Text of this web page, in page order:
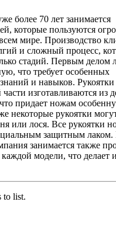
более 70 лет занимается
которые пользуются
мире. Производство
и сложный процесс,
стадий. Первым делом
что требует особенных
и навыков.
изготавливаются из
придает ножам
некоторые рукоятки
или лося. Все рукоятки
защитным
занимается также
модели, что делает
to list.